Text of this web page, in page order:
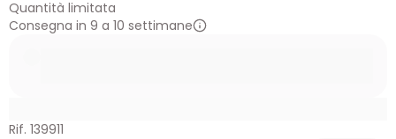
Quantità limitata
Consegna in 9 a 10 settimane
Rif. 139911